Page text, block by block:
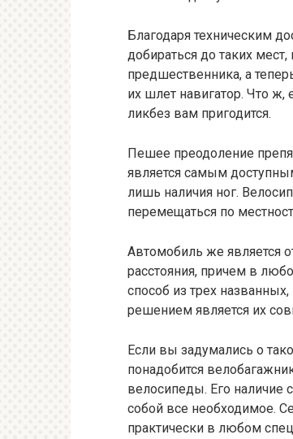
Благодаря техническим
добираться до таких
предшественника, а
их шлет навигатор. Что
ликбез вам пригодится.
Пешее преодоление
является самым
лишь наличия ног.
перемещаться по
Автомобиль же является
расстояния, причем в
способ из трех
решением является их
Если вы задумались о
понадобится
велосипеды. Его наличие
собой все необходимое.
практически в любом